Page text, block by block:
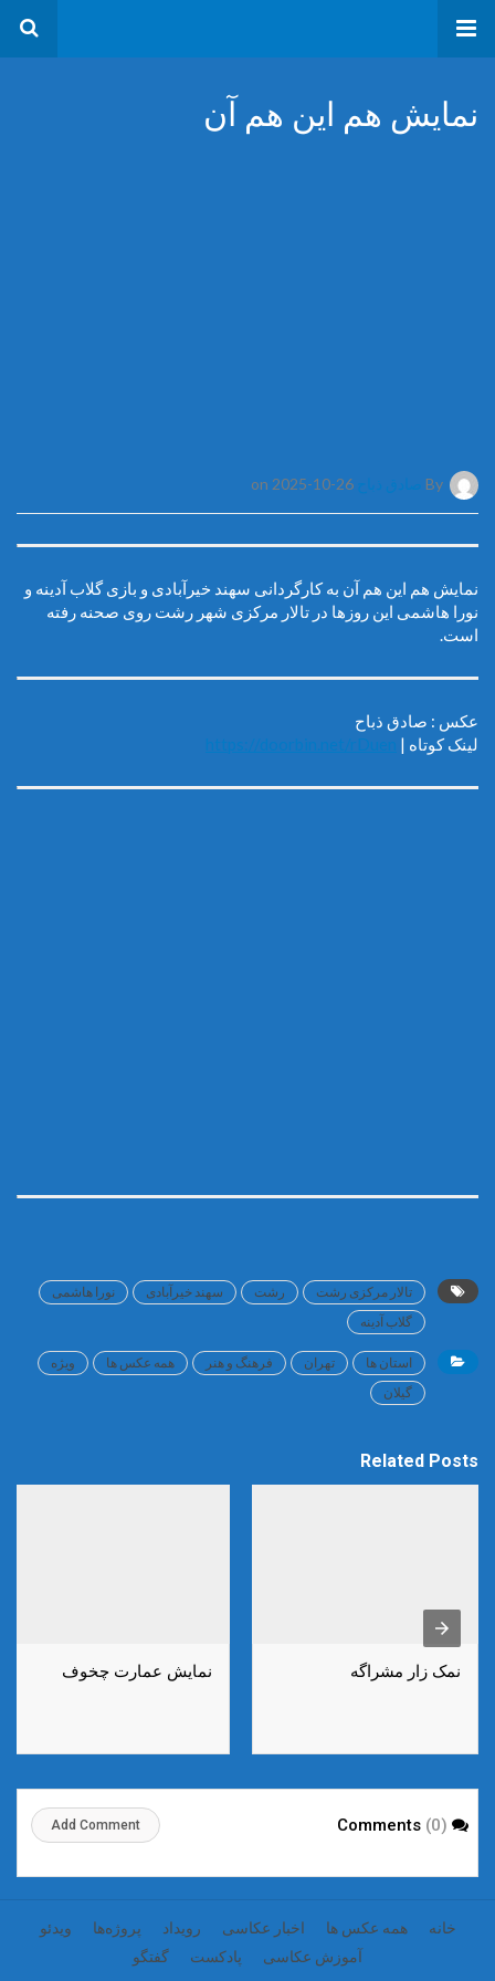
نمایش هم این هم آن
By صادق ذباح
نمایش هم این هم آن به کارگردانی سهند خیرآبادی و بازی گلاب آدینه و
نورا هاشمی این روزها در تالار مرکزی شهر رشت روی صحنه رفته
است.
عکس : صادق ذباح
لینک کوتاه | https://doorbin.net/rDuen
تالار مرکزی رشت رشت سهند خیرآبادی
نورا هاشمی
گلاب آدینه
استان ها تهران فرهنگ و هنر همه عکس ها
ویژه
گیلان
Related Posts
نمک زار مشراگه نمایش عمارت چخوف
(0)
Add Comment
خانه همه عکس ها اخبار عکاسی رویداد پروژه‌‌ها
ویدئو
آموزش عکاسی
پادکست گفتگو